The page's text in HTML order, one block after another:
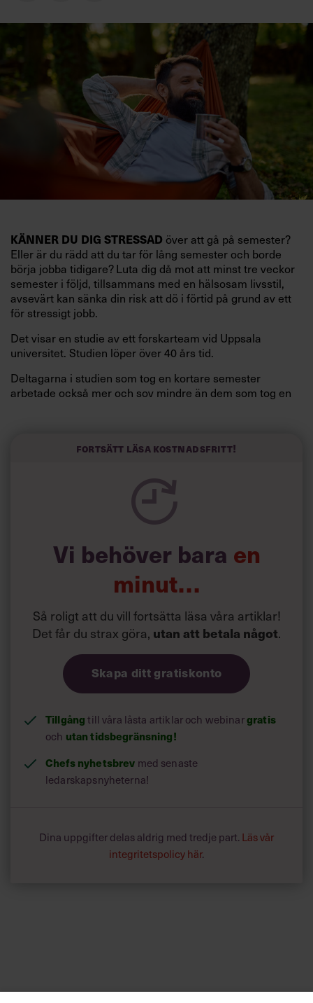
KÄNNER DU DIG STRESSAD över att gå på semester?
Eller är du rädd att du tar för lång semester och borde
börja jobba tidigare? Luta dig då mot att minst tre veckor
semester i följd, tillsammans med en hälsosam livsstil,
avsevärt kan sänka din risk att dö i förtid på grund av ett
för stressigt jobb.
Det visar en studie av ett forskarteam vid Uppsala
universitet. Studien löper över 40 års tid.
Deltagarna i studien som tog en kortare semester
arbetade också mer och sov mindre än dem som tog en
Forskarna tror sig dessutom kunna uttyda att en längre
försök att förändra livsstilsvanor.
Fortsätt läsa kostnadsfritt!
Vi behöver bara en
minut…
Så roligt att du vill fortsätta läsa våra artiklar!
Det får du strax göra, utan att betala något.
Skapa ditt gratiskonto
Tillgång till våra låsta artiklar och webinargratis
och utan tidsbegränsning!
Chefs nyhetsbrev med senaste
ledarskapsnyheterna!
Dina uppgifter delas aldrig med tredje part. Läs vår
integritetspolicy här.